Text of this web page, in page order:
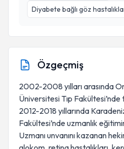
Diyabete bağlı göz
Özgeçmiş
2002-2008 yılları arasında
Üniversitesi Tıp
2012-2018 yıllarında
Fakültesi’nde uzmanlık
Uzmanı unvanını kazanan